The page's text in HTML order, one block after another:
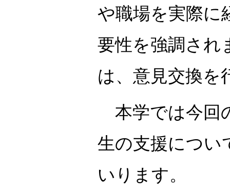
や職場を実際に
要性を強調され
は、意見交換を
本学では今回
生の支援につい
いります。